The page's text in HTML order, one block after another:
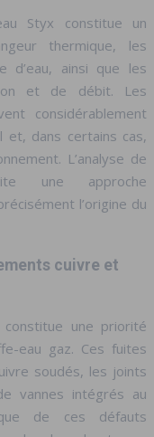
Styx constitue un
thermique, les
d’eau, ainsi que les
et de débit. Les
considérablement
et, dans certains cas,
L’analyse de
une approche
l’origine du
cuivre et
une priorité
eau gaz. Ces fuites
soudés, les joints
vannes intégrés au
de ces défauts